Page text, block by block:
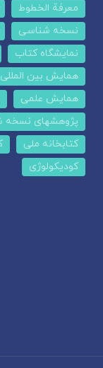
معرفة الخطوط
نسخه شناسی
نمایشگاه کتاب
همایش بین
همایش علمی
پژوهشهای
کتابخانه ملی
کودیکولوژی